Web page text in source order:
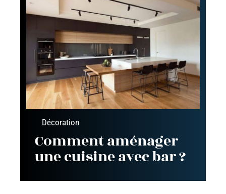
Décoration
Comment aménager
une cuisine avec bar ?